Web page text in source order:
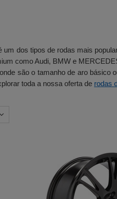
dos tipos de rodas mais
como Audi, BMW e
são o tamanho de aro
toda a nossa oferta de rodas